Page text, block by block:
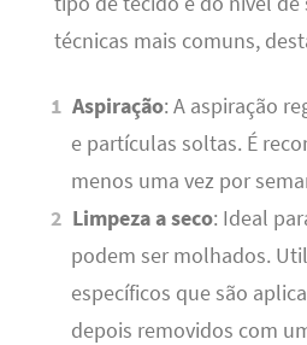
técnicas mais comuns,
Aspiração: A aspiração
e partículas soltas. É
menos uma vez por
Limpeza a seco: Ideal
podem ser molhados.
específicos que são
depois removidos com